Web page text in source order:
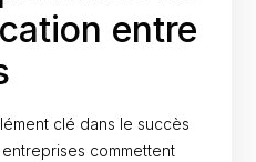
entre
clé dans le succès
commettent